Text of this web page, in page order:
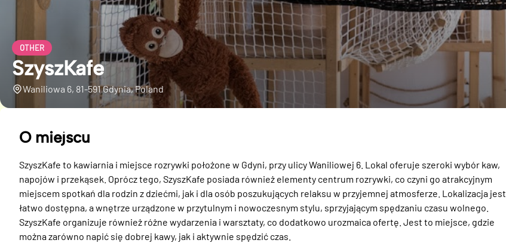
OTHER
SzyszKafe
Waniliowa 6, 81-591 Gdynia, Poland
O miejscu
SzyszKafe to kawiarnia i miejsce rozrywki położone w Gdyni, przy ulicy Waniliowej 6. Lokal oferuje szeroki wybór kaw,
napojów i przekąsek. Oprócz tego, SzyszKafe posiada również elementy centrum rozrywki, co czyni go atrakcyjnym
miejscem spotkań dla rodzin z dziećmi, jak i dla osób poszukujących relaksu w przyjemnej atmosferze. Lokalizacja jest
łatwo dostępna, a wnętrze urządzone w przytulnym i nowoczesnym stylu, sprzyjającym spędzaniu czasu wolnego.
SzyszKafe organizuje również różne wydarzenia i warsztaty, co dodatkowo urozmaica ofertę. Jest to miejsce, gdzie
można zarówno napić się dobrej kawy, jak i aktywnie spędzić czas.